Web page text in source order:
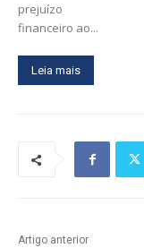
prejuízo
financeiro ao...
Leia mais
Artigo anterior